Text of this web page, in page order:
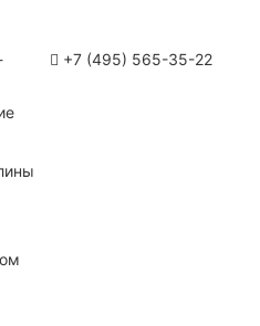
+7 (495) 565-35-22